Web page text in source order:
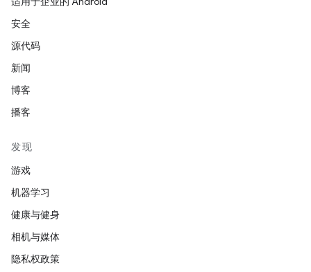
安全
源代码
新闻
博客
播客
发现
游戏
机器学习
健康与健身
相机与媒体
隐私权政策